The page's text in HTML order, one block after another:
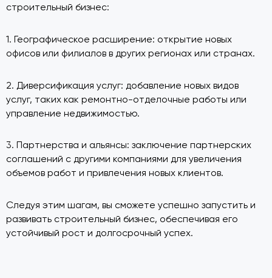
строительный бизнес:
1. Географическое расширение: открытие новых
офисов или филиалов в других регионах или странах.
2. Диверсификация услуг: добавление новых видов
услуг, таких как ремонтно-отделочные работы или
управление недвижимостью.
3. Партнерства и альянсы: заключение партнерских
соглашений с другими компаниями для увеличения
объемов работ и привлечения новых клиентов.
Следуя этим шагам, вы сможете успешно запустить и
развивать строительный бизнес, обеспечивая его
устойчивый рост и долгосрочный успех.